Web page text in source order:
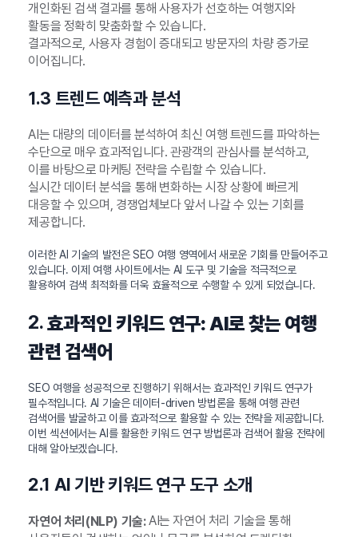
개인화된 검색 결과를 통해 사용자가 선호하는 여행지와
활동을 정확히 맞춤화할 수 있습니다.
결과적으로, 사용자 경험이 증대되고 방문자의 차량 증가로
이어집니다.
1.3 트렌드 예측과 분석
AI는 대량의 데이터를 분석하여 최신 여행 트렌드를 파악하는
수단으로 매우 효과적입니다. 관광객의 관심사를 분석하고,
이를 바탕으로 마케팅 전략을 수립할 수 있습니다.
실시간 데이터 분석을 통해 변화하는 시장 상황에 빠르게
대응할 수 있으며, 경쟁업체보다 앞서 나갈 수 있는 기회를
제공합니다.
이러한 AI 기술의 발전은 SEO 여행 영역에서 새로운 기회를 만들어주고
있습니다. 이제 여행 사이트에서는 AI 도구 및 기술을 적극적으로
활용하여 검색 최적화를 더욱 효율적으로 수행할 수 있게 되었습니다.
2.효과적인 키워드 연구: AI로 찾는 여행
관련 검색어
SEO 여행을 성공적으로 진행하기 위해서는 효과적인 키워드 연구가
필수적입니다. AI 기술은 데이터-driven 방법론을 통해 여행 관련
검색어를 발굴하고 이를 효과적으로 활용할 수 있는 전략을 제공합니다.
이번 섹션에서는 AI를 활용한 키워드 연구 방법론과 검색어 활용 전략에
대해 알아보겠습니다.
2.1 AI 기반 키워드 연구 도구 소개
자연어 처리(NLP) 기술:AI는 자연어 처리 기술을 통해